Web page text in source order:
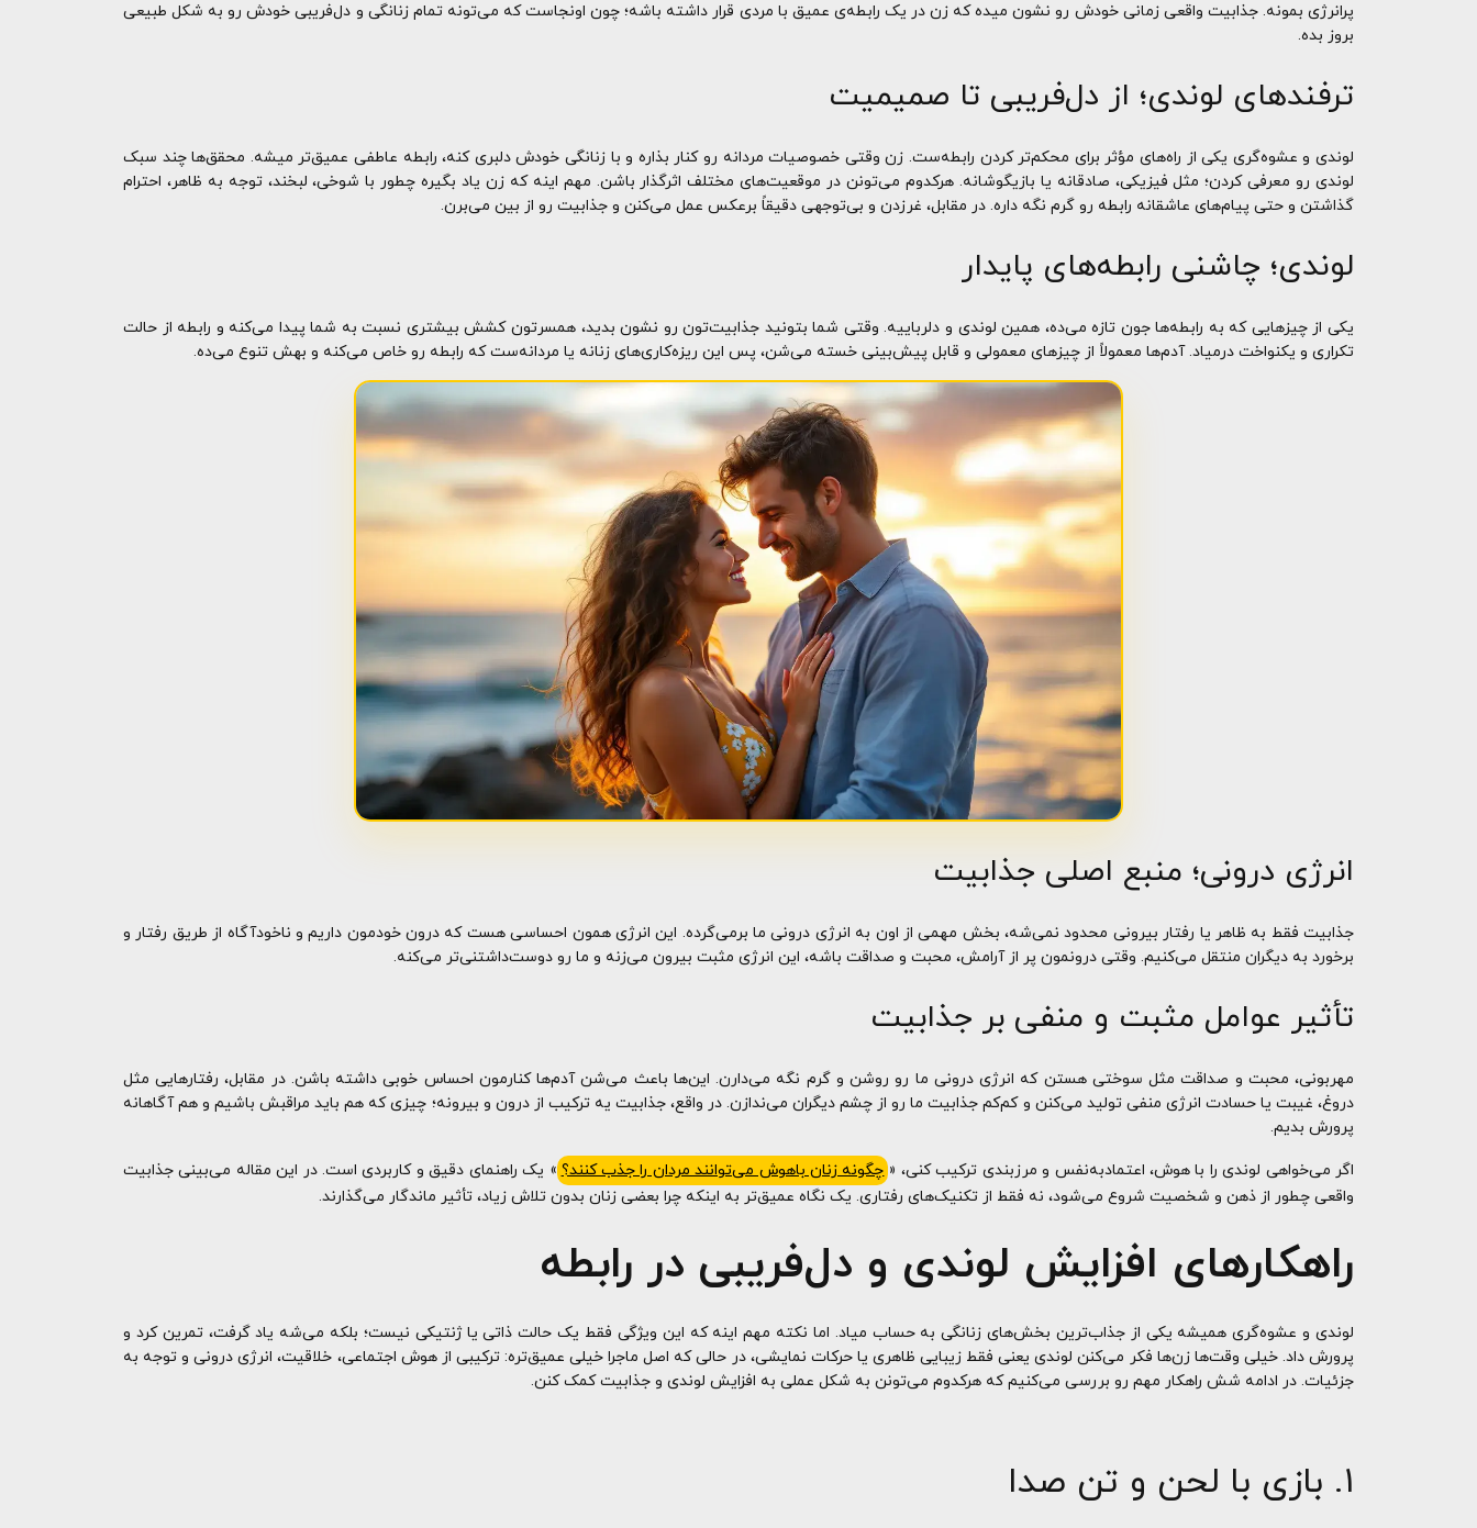
پرانرژی بمونه. جذابیت واقعی زمانی خودش رو نشون میده که زن در یک رابطه‌ی عمیق با مردی قرار داشته باشه؛ چون اونجاست که می‌تونه تمام زنانگی و دل‌فریبی خودش رو به شکل طبیعی
بروز بده.
ترفندهای لوندی؛ از دل‌فریبی تا صمیمیت
لوندی و عشوه‌گری یکی از راه‌های مؤثر برای محکم‌تر کردن رابطه‌ست. زن وقتی خصوصیات مردانه رو کنار بذاره و با زنانگی خودش دلبری کنه، رابطه عاطفی عمیق‌تر میشه. محقق‌ها چند سبک
لوندی رو معرفی کردن؛ مثل فیزیکی، صادقانه یا بازیگوشانه. هرکدوم می‌تونن در موقعیت‌های مختلف اثرگذار باشن. مهم اینه که زن یاد بگیره چطور با شوخی، لبخند، توجه به ظاهر، احترام
گذاشتن و حتی پیام‌های عاشقانه رابطه رو گرم نگه داره. در مقابل، غرزدن و بی‌توجهی دقیقاً برعکس عمل می‌کنن و جذابیت رو از بین می‌برن.
لوندی؛ چاشنی رابطه‌های پایدار
یکی از چیزهایی که به رابطه‌ها جون تازه می‌ده، همین لوندی و دلرباییه. وقتی شما بتونید جذابیت‌تون رو نشون بدید، همسرتون کشش بیشتری نسبت به شما پیدا می‌کنه و رابطه از حالت
تکراری و یکنواخت درمیاد. آدم‌ها معمولاً از چیزهای معمولی و قابل پیش‌بینی خسته می‌شن، پس این ریزه‌کاری‌های زنانه یا مردانه‌ست که رابطه رو خاص می‌کنه و بهش تنوع می‌ده.
انرژی درونی؛ منبع اصلی جذابیت
جذابیت فقط به ظاهر یا رفتار بیرونی محدود نمی‌شه، بخش مهمی از اون به انرژی درونی ما برمی‌گرده. این انرژی همون احساسی‌ هست که درون خودمون داریم و ناخودآگاه از طریق رفتار و
برخورد به دیگران منتقل می‌کنیم. وقتی درونمون پر از آرامش، محبت و صداقت باشه، این انرژی مثبت بیرون می‌زنه و ما رو دوست‌داشتنی‌تر می‌کنه.
تأثیر عوامل مثبت و منفی بر جذابیت
مهربونی، محبت و صداقت مثل سوختی هستن که انرژی درونی ما رو روشن و گرم نگه می‌دارن. این‌ها باعث می‌شن آدم‌ها کنارمون احساس خوبی داشته باشن. در مقابل، رفتارهایی مثل
دروغ، غیبت یا حسادت انرژی منفی تولید می‌کنن و کم‌کم جذابیت ما رو از چشم دیگران می‌ندازن. در واقع، جذابیت یه ترکیب از درون و بیرونه؛ چیزی که هم باید مراقبش باشیم و هم آگاهانه
پرورش بدیم.
اگر می‌خواهی لوندی را با هوش، اعتمادبه‌نفس و مرزبندی ترکیب کنی، « چگونه زنان باهوش می‌توانند مردان را جذب کنند؟ » یک راهنمای دقیق و کاربردی است. در این مقاله می‌بینی جذابیت
واقعی چطور از ذهن و شخصیت شروع می‌شود، نه فقط از تکنیک‌های رفتاری. یک نگاه عمیق‌تر به اینکه چرا بعضی زنان بدون تلاش زیاد، تأثیر ماندگار می‌گذارند.
راهکارهای افزایش لوندی و دل‌فریبی در رابطه
لوندی و عشوه‌گری همیشه یکی از جذاب‌ترین بخش‌های زنانگی به حساب میاد. اما نکته مهم اینه که این ویژگی فقط یک حالت ذاتی یا ژنتیکی نیست؛ بلکه می‌شه یاد گرفت، تمرین کرد و
پرورش داد. خیلی وقت‌ها زن‌ها فکر می‌کنن لوندی یعنی فقط زیبایی ظاهری یا حرکات نمایشی، در حالی که اصل ماجرا خیلی عمیق‌تره: ترکیبی از هوش اجتماعی، خلاقیت، انرژی درونی و توجه به
جزئیات. در ادامه شش راهکار مهم رو بررسی می‌کنیم که هرکدوم می‌تونن به شکل عملی به افزایش لوندی و جذابیت کمک کنن.
۱. بازی با لحن و تن صدا